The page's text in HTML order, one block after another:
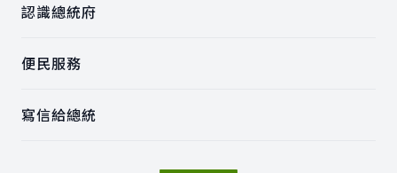
認識總統府
便民服務
寫信給總統